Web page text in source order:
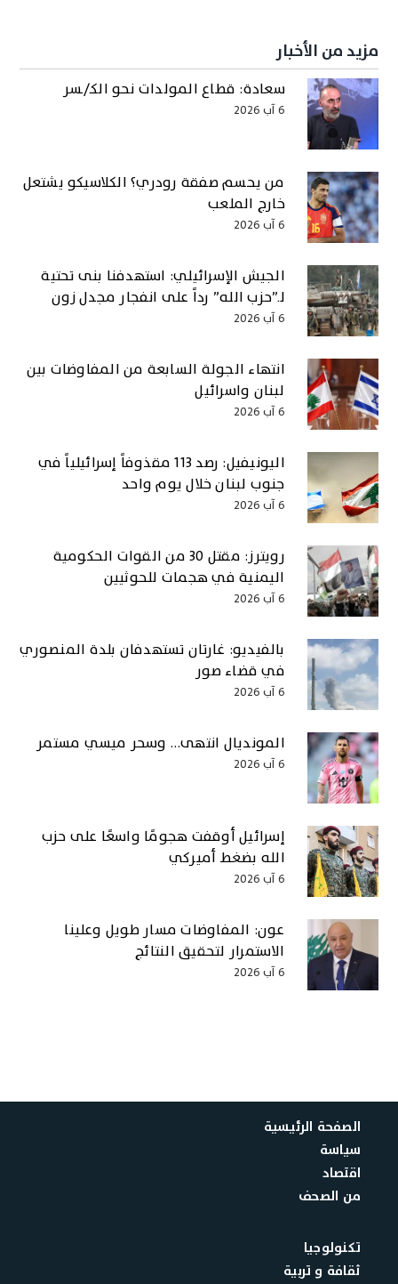
مزيد من الأخبار
سعادة: قطاع المولدات نحو الكـ/ـسر
6 آب 2026
من يحسم صفقة رودري؟ الكلاسيكو يشتعل
خارج الملعب
6 آب 2026
الجيش الإسرائيلي: استهدفنا بنى تحتية
لـ”حزب الله” رداً على انفجار مجدل زون
6 آب 2026
انتهاء الجولة السابعة من المفاوضات بين
لبنان واسرائيل
6 آب 2026
اليونيفيل: رصد 113 مقذوفاً إسرائيلياً في
جنوب لبنان خلال يوم واحد
6 آب 2026
رويترز: مقتل 30 من القوات الحكومية
اليمنية في هجمات للحوثيين
6 آب 2026
بالفيديو: غارتان تستهدفان بلدة المنصوري
في قضاء صور
6 آب 2026
المونديال انتهى… وسحر ميسي مستمر
6 آب 2026
إسرائيل أوقفت هجومًا واسعًا على حزب
الله بضغط أميركي
6 آب 2026
عون: المفاوضات مسار طويل وعلينا
الاستمرار لتحقيق النتائج
6 آب 2026
الصفحة الرئيسية
سياسة
اقتصاد
من الصحف
تكنولوجيا
ثقافة و تربية